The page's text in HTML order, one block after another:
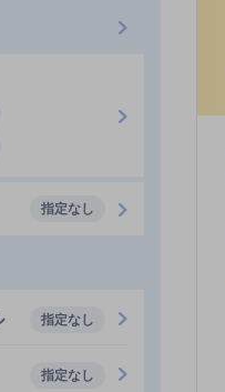
指定なし
指定なし
指定なし